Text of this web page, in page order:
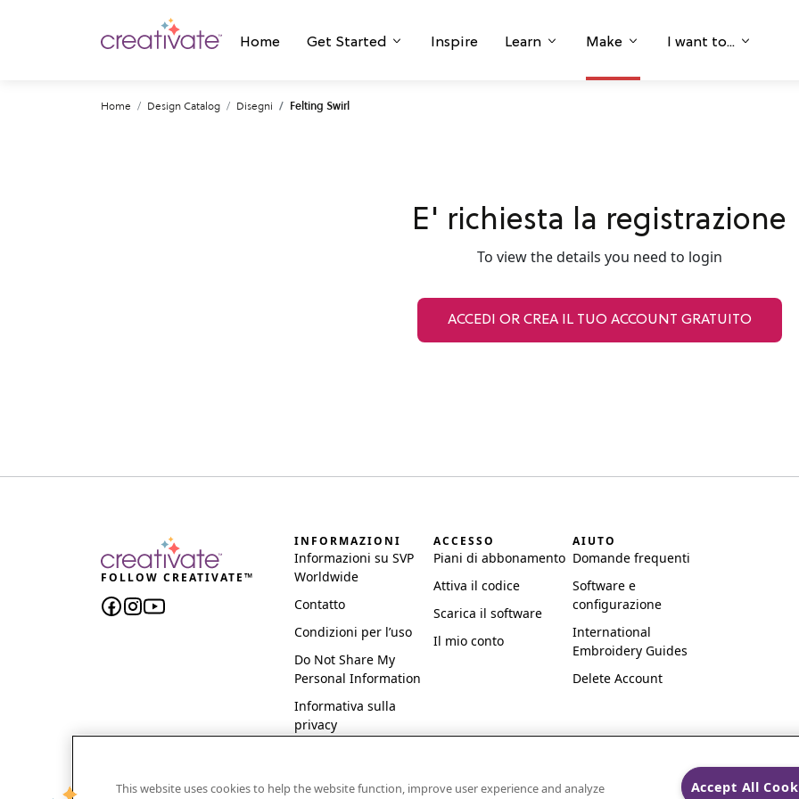
Home Get Started Inspire Learn Make I want to...
Home Design Catalog Disegni Felting Swirl
E' richiesta la registrazione
To view the details you need to login
ACCEDI OR CREA IL TUO ACCOUNT GRATUITO
FOLLOW CREATIVATE™
INFORMAZIONI
Informazioni su SVP
Worldwide
Contatto
Condizioni per l’uso
Do Not Share My
Personal Information
Informativa sulla
privacy
ACCESSO
Piani di abbonamento
Attiva il codice
Scarica il software
Il mio conto
AIUTO
Domande frequenti
Software e
configurazione
International
Embroidery Guides
Delete Account
This website uses cookies to help the website function, improve user experience and analyze
Accept All